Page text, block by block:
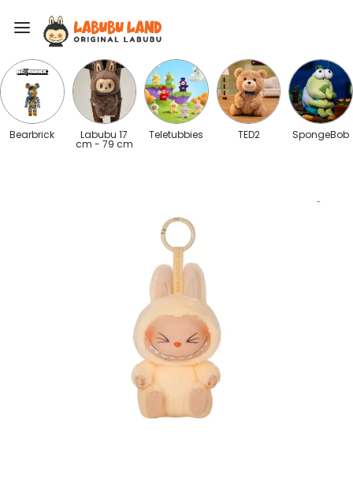
Bearbrick Labubu 17
cm - 79 cm
Teletubbies TED2 SpongeBob